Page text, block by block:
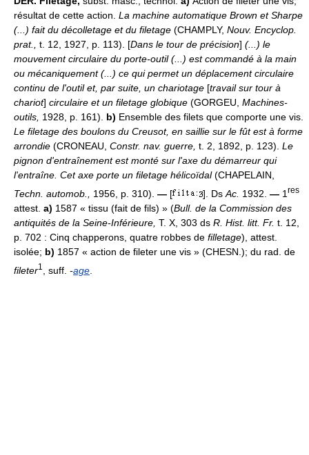
résultat de cette action. La machine automatique Brown et Sharpe
(...) fait du décolletage et du filetage (CHAMPLY, Nouv. Encyclop.
prat., t. 12, 1927, p. 113). [Dans le tour de précision] (...) le
mouvement circulaire du porte-outil (...) est commandé à la main
ou mécaniquement (...) ce qui permet un déplacement circulaire
continu de l'outil et, par suite, un chariotage [travail sur tour à
chariot] circulaire et un filetage globique (GORGEU, Machines-
outils, 1928, p. 161). b) Ensemble des filets que comporte une vis.
Le filetage des boulons du Creusot, en saillie sur le fût est à forme
arrondie (CRONEAU, Constr. nav. guerre, t. 2, 1892, p. 123). Le
pignon d'entraînement est monté sur l'axe du démarreur qui
l'entraîne. Cet axe porte un filetage hélicoïdal(CHAPELAIN,
Techn. automob., 1956, p. 310). — [ ]. Ds Ac. 1932. — 1 res
attest. a) 1587 « tissu (fait de fils) » (Bull. de la Commission des
antiquités de la Seine-Inférieure, T. X, 303 ds R. Hist. litt. Fr. t. 12,
p. 702 : Cinq chapperons, quatre robbes de filletage), attest.
isolée; b) 1857 « action de fileter une vis » (CHESN.); du rad. de
fileter1 , suff. -age